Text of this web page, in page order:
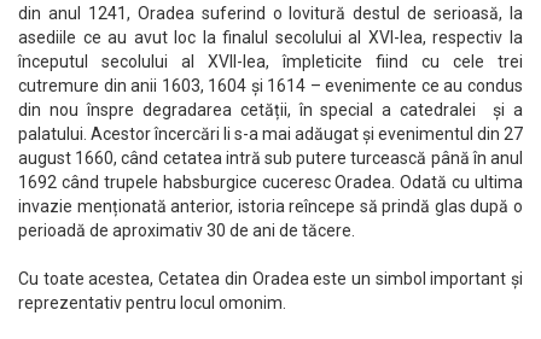
din anul 1241, Oradea suferind o lovitură destul de serioasă, la
asediile ce au avut loc la finalul secolului al XVI-lea, respectiv la
începutul secolului al XVII-lea, împleticite fiind cu cele trei
cutremure din anii 1603, 1604 și 1614 – evenimente ce au condus
din nou înspre degradarea cetății, în special a catedralei și a
palatului. Acestor încercări li s-a mai adăugat și evenimentul din 27
august 1660, când cetatea intră sub putere turcească până în anul
1692 când trupele habsburgice cuceresc Oradea. Odată cu ultima
invazie menționată anterior, istoria reîncepe să prindă glas după o
perioadă de aproximativ 30 de ani de tăcere.
Cu toate acestea, Cetatea din Oradea este un simbol important și
reprezentativ pentru locul omonim.